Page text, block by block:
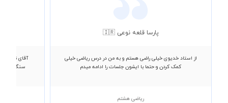
پارسا قلعه نوعی 🇮🇷
از استاد خدیوی خیلی راضی هستم و به من در درس ریاضی خیلی
کمک کردن و حتما با ایشون جلسات را ادامه میدم
ریاضی هشتم
آقای نجفی
سنگینی